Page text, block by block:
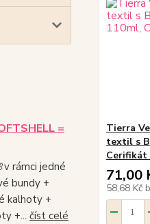
=
rámci jedné
bundy +
kalhoty +
+... číst celé
Tierra
textil s
Cerifikát
71,00
58,68 Kč